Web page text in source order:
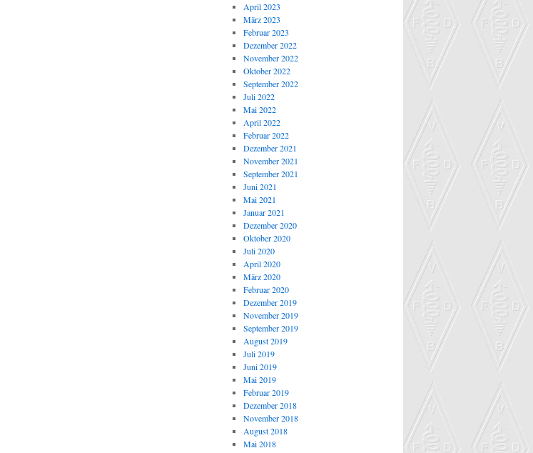
April 2023
März 2023
Februar 2023
Dezember 2022
November 2022
Oktober 2022
September 2022
Juli 2022
Mai 2022
April 2022
Februar 2022
Dezember 2021
November 2021
September 2021
Juni 2021
Mai 2021
Januar 2021
Dezember 2020
Oktober 2020
Juli 2020
April 2020
März 2020
Februar 2020
Dezember 2019
November 2019
September 2019
August 2019
Juli 2019
Juni 2019
Mai 2019
Februar 2019
Dezember 2018
November 2018
August 2018
Mai 2018